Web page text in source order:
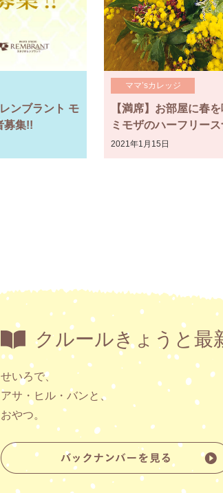
ンブラント モ
募集!!
ママ’sカレッジ
【満席】お部屋に春
ミモザのハーフリー
2021年1月15日
クルールきょうと最
せいろで、
アサ・ヒル・バンと、
おやつ。